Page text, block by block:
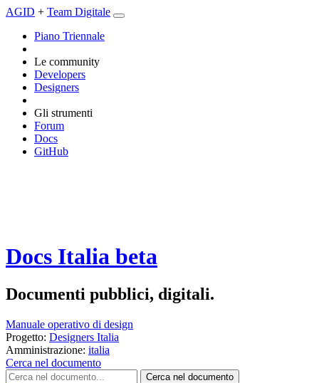
AGID + Team Digitale
Piano Triennale
Le community
Developers
Designers
Gli strumenti
Forum
Docs
GitHub
Docs Italia beta
Documenti pubblici, digitali.
Manuale operativo di design
Progetto: Designers Italia
Amministrazione: italia
Cerca nel documento
Cerca nel documento